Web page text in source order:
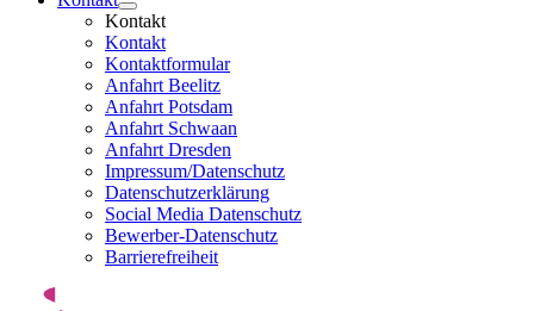
Kontakt
Kontakt
Kontaktformular
Anfahrt Beelitz
Anfahrt Potsdam
Anfahrt Schwaan
Anfahrt Dresden
Impressum/Datenschutz
Datenschutzerklärung
Social Media Datenschutz
Bewerber-Datenschutz
Barrierefreiheit